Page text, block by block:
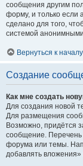
сообщения другим
форму, и только если
сделано для того,
системой
Вернуться к началу
Создание
Как мне создать
Для создания новой
Для размещения
Возможно, придётся
сообщение. Перечень
форума или темы.
добавлять вложения»